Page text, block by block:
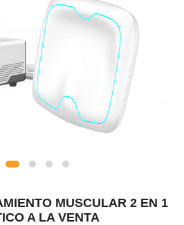
MUSCULAR 2 EN 1
A LA VENTA